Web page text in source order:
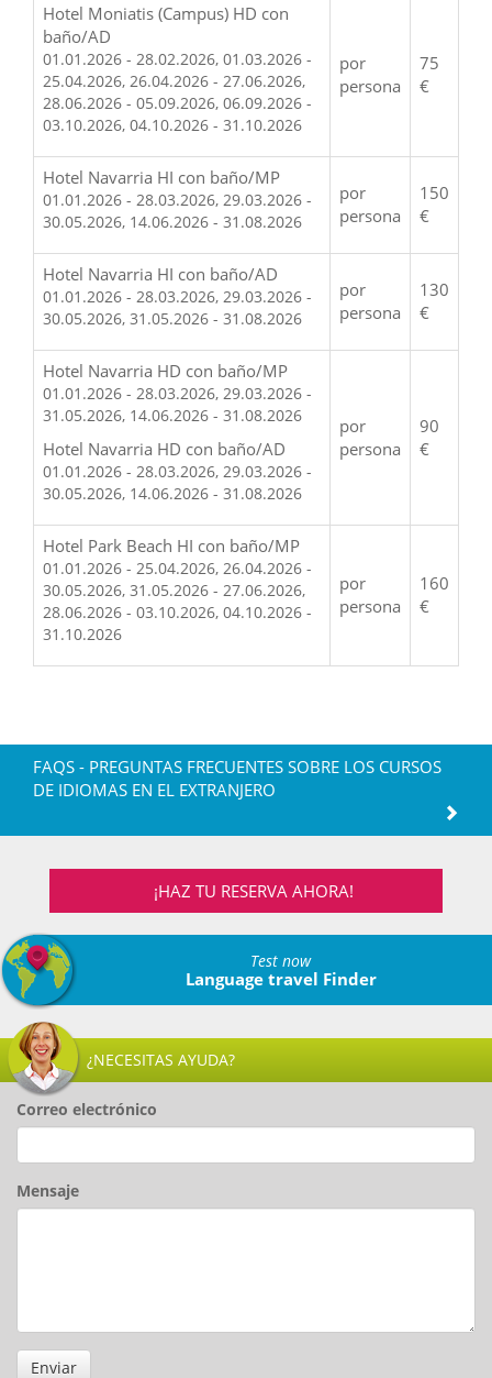
Hotel Moniatis (Campus) HD con
baño/AD
01.01.2026 - 28.02.2026, 01.03.2026 -
25.04.2026, 26.04.2026 - 27.06.2026,
28.06.2026 - 05.09.2026, 06.09.2026 -
03.10.2026, 04.10.2026 - 31.10.2026
por
persona
75
€
Hotel Navarria HI con baño/MP
01.01.2026 - 28.03.2026, 29.03.2026 -
30.05.2026, 14.06.2026 - 31.08.2026
por
persona
150
€
Hotel Navarria HI con baño/AD
01.01.2026 - 28.03.2026, 29.03.2026 -
30.05.2026, 31.05.2026 - 31.08.2026
por
persona
130
€
Hotel Navarria HD con baño/MP
01.01.2026 - 28.03.2026, 29.03.2026 -
31.05.2026, 14.06.2026 - 31.08.2026
Hotel Navarria HD con baño/AD
01.01.2026 - 28.03.2026, 29.03.2026 -
30.05.2026, 14.06.2026 - 31.08.2026
por
persona
90
€
Hotel Park Beach HI con baño/MP
01.01.2026 - 25.04.2026, 26.04.2026 -
30.05.2026, 31.05.2026 - 27.06.2026,
28.06.2026 - 03.10.2026, 04.10.2026 -
31.10.2026
por
persona
160
€
FAQS - PREGUNTAS FRECUENTES SOBRE LOS CURSOS
DE IDIOMAS EN EL EXTRANJERO
¡HAZ TU RESERVA AHORA!
Test now
Language travel Finder
¿NECESITAS AYUDA?
Correo electrónico
Mensaje
Enviar